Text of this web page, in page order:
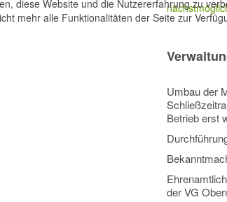
Umbau der
Betrieb erst
der VG
diese Website und die Nutzererfahrung zu
mehr alle Funktionalitäten der Seite zur